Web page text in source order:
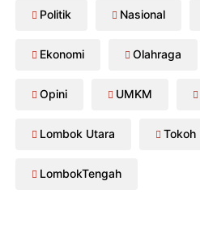
Politik Nasional
Ekonomi Olahraga
Opini UMKM
Lombok Utara Tokoh
LombokTengah